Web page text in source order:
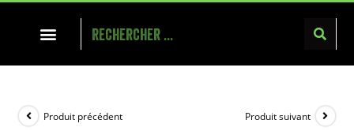
Produit précédent Produit suivant